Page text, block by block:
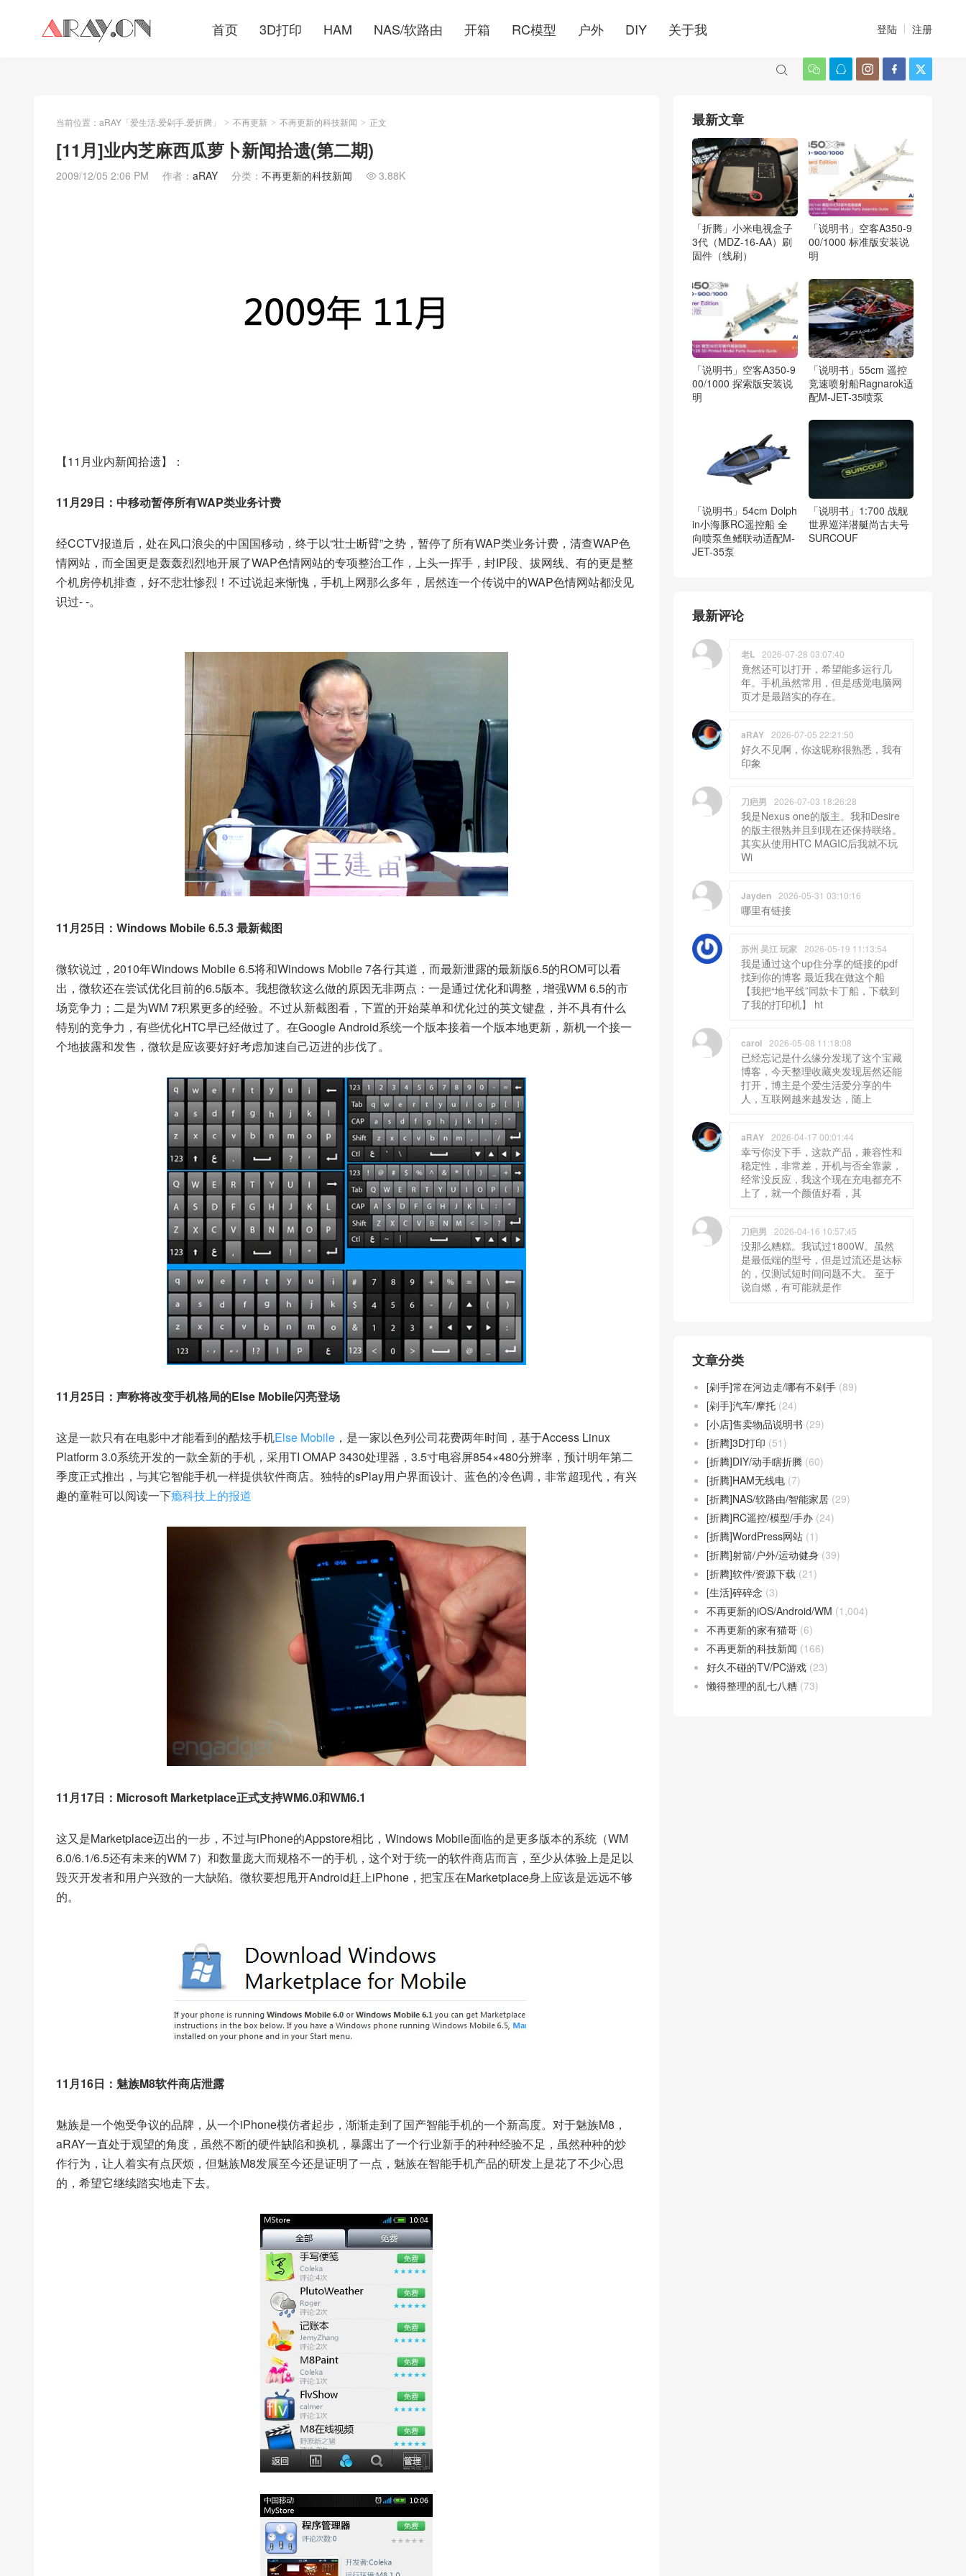
首页 3D打印 HAM NAS/软路由 开箱 RC模型 户外 DIY 关于我 登陆 注册
    

当前位置： aRAY「爱生活.爱剁手.爱折腾」 > 不再更新 > 不再更新的科技新闻 > 正文
[11月]业内芝麻西瓜萝卜新闻拾遗(第二期)
2009/12/05 2:06 PM 作者： aRAY 分类： 不再更新的科技新闻  3.88K
【11月业内新闻拾遗】：
11月29日：中移动暂停所有WAP类业务计费
经CCTV报道后，处在风口浪尖的中国国移动，终于以“壮士断臂”之势，暂停了所有WAP类业务计费，清查WAP色
情网站，而全国更是轰轰烈烈地开展了WAP色情网站的专项整治工作，上头一挥手，封IP段、拔网线、有的更是整
个机房停机排查，好不悲壮惨烈！不过说起来惭愧，手机上网那么多年，居然连一个传说中的WAP色情网站都没见
识过- -。
11月25日：Windows Mobile 6.5.3 最新截图
微软说过，2010年Windows Mobile 6.5将和Windows Mobile 7各行其道，而最新泄露的最新版6.5的ROM可以看
出，微软还在尝试优化目前的6.5版本。我想微软这么做的原因无非两点：一是通过优化和调整，增强WM 6.5的市
场竞争力；二是为WM 7积累更多的经验。不过从新截图看，下置的开始菜单和优化过的英文键盘，并不具有什么
特别的竞争力，有些优化HTC早已经做过了。在Google Android系统一个版本接着一个版本地更新，新机一个接一
个地披露和发售，微软是应该要好好考虑加速自己迈进的步伐了。
11月25日：声称将改变手机格局的Else Mobile闪亮登场
这是一款只有在电影中才能看到的酷炫手机Else Mobile ，是一家以色列公司花费两年时间，基于Access Linux
Platform 3.0系统开发的一款全新的手机，采用TI OMAP 3430处理器，3.5寸电容屏854×480分辨率，预计明年第二
季度正式推出，与其它智能手机一样提供软件商店。独特的sPlay用户界面设计、蓝色的冷色调，非常超现代，有兴
趣的童鞋可以阅读一下瘾科技上的报道
11月17日：Microsoft Marketplace正式支持WM6.0和WM6.1
这又是Marketplace迈出的一步，不过与iPhone的Appstore相比，Windows Mobile面临的是更多版本的系统（WM
6.0/6.1/6.5还有未来的WM 7）和数量庞大而规格不一的手机，这个对于统一的软件商店而言，至少从体验上是足以
毁灭开发者和用户兴致的一大缺陷。微软要想甩开Android赶上iPhone，把宝压在Marketplace身上应该是远远不够
的。
11月16日：魅族M8软件商店泄露
魅族是一个饱受争议的品牌，从一个iPhone模仿者起步，渐渐走到了国产智能手机的一个新高度。对于魅族M8，
aRAY一直处于观望的角度，虽然不断的硬件缺陷和换机，暴露出了一个行业新手的种种经验不足，虽然种种的炒
作行为，让人着实有点厌烦，但魅族M8发展至今还是证明了一点，魅族在智能手机产品的研发上是花了不少心思
的，希望它继续踏实地走下去。
最新文章
「折腾」小米电视盒子
3代（MDZ-16-AA）刷
固件（线刷）
「说明书」空客A350-9
00/1000 标准版安装说
明
「说明书」空客A350-9
00/1000 探索版安装说
明
「说明书」55cm 遥控
竞速喷射船Ragnarok适
配M-JET-35喷泵
「说明书」54cm Dolph
in小海豚RC遥控船 全
向喷泵鱼鳍联动适配M-
JET-35泵
「说明书」1:700 战舰
世界巡洋潜艇尚古夫号
SURCOUF
最新评论
老L 2026-07-28 03:07:40
竟然还可以打开，希望能多运行几
年。手机虽然常用，但是感觉电脑网
页才是最踏实的存在。
aRAY 2026-07-05 22:21:50
好久不见啊，你这昵称很熟悉，我有
印象
刀疤男 2026-07-03 18:26:28
我是Nexus one的版主。我和Desire
的版主很熟并且到现在还保持联络。
其实从使用HTC MAGIC后我就不玩
Wi
Jayden 2026-05-31 03:10:16
哪里有链接
苏州 吴江 玩家 2026-05-19 11:13:54
我是通过这个up住分享的链接的pdf
找到你的博客 最近我在做这个船
【我把“地平线”同款卡丁船，下载到
了我的打印机】 ht
carol 2026-05-08 11:18:08
已经忘记是什么缘分发现了这个宝藏
博客，今天整理收藏夹发现居然还能
打开，博主是个爱生活爱分享的牛
人，互联网越来越发达，随上
aRAY 2026-04-17 00:01:44
幸亏你没下手，这款产品，兼容性和
稳定性，非常差，开机与否全靠蒙，
经常没反应，我这个现在充电都充不
上了，就一个颜值好看，其
刀疤男 2026-04-16 10:57:45
没那么糟糕。我试过1800W。虽然
是最低端的型号，但是过流还是达标
的，仅测试短时间问题不大。 至于
说自燃，有可能就是作
文章分类
[剁手]常在河边走/哪有不剁手 (89)
[剁手]汽车/摩托 (24)
[小店]售卖物品说明书 (29)
[折腾]3D打印 (51)
[折腾]DIY/动手瞎折腾 (60)
[折腾]HAM无线电 (7)
[折腾]NAS/软路由/智能家居 (29)
[折腾]RC遥控/模型/手办 (24)
[折腾]WordPress网站 (1)
[折腾]射箭/户外/运动健身 (39)
[折腾]软件/资源下载 (21)
[生活]碎碎念 (3)
不再更新的iOS/Android/WM (1,004)
不再更新的家有猫哥 (6)
不再更新的科技新闻 (166)
好久不碰的TV/PC游戏 (23)
懒得整理的乱七八糟 (73)